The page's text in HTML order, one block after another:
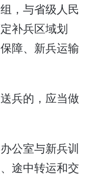
，与省级人民
补兵区域划
障、新兵运输
兵的，应当做
公室与新兵训
途中转运和交